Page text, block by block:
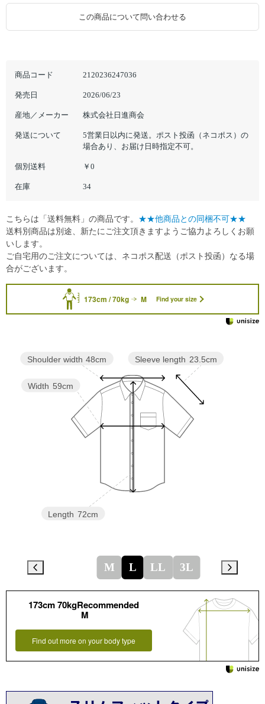
商品コード 2120236247036
発売日 2026/06/23
産地／メーカー 株式会社日進商会
発送について
5営業日以内に発送。ポスト投函（ネコポス）の
場合あり、お届け日時指定不可。
個別送料 ￥0
在庫 34
この商品について問い合わせる
173cm / 70kg M Find your size
Sleeve length 23.5cm
Length 72cm
Width 59cm
Shoulder width 48cm
M L LL 3L
173cm 70kgRecommended
M
Find out more on your body type
こちらは「送料無料」の商品です。 ★★他商品との同梱不可★★
送料別商品は別途、新たにご注文頂きますようご協力よろしくお願
いします。
ご自宅用のご注文については、ネコポス配送（ポスト投函）なる場
合がございます。